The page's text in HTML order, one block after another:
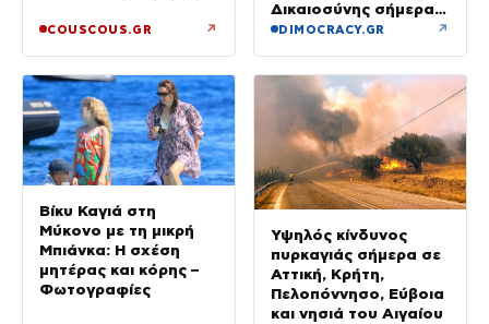
COUSCOUS.GR ↗
Δικαιοσύνης σήμερα –
Τα στοιχεία που την
DIMOCRACY.GR ↗
Βίκυ Καγιά στη
Μύκονο με τη μικρή
Μπιάνκα: Η σχέση
μητέρας και κόρης –
Φωτογραφίες
Υψηλός κίνδυνος
πυρκαγιάς σήμερα σε
Αττική, Κρήτη,
Πελοπόννησο, Εύβοια
και νησιά του Αιγαίου